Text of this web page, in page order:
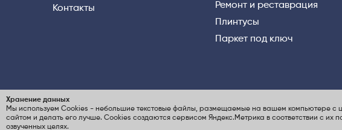
Контакты
Ремонт и реставрация
Плинтусы
Паркет под ключ
© ООО «ВЕРНИСАЖ паркет», 2004-2026
ИНН 7805497130 / КПП 780501001 /
Политика
Хранение данных
Мы используем Cookies - небольшие текстовые файлы, размещаемые на вашем компьютере с
сайтом и делать его лучше. Cookies создаются сервисом Яндекс.Метрика в соответствии с их
озвученных целях.